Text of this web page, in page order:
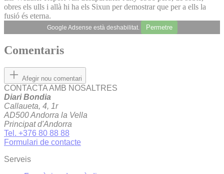
obres els ulls i allà hi ha els Sixun per demostrar que per a ells la
fusió és eterna.
Google Adsense està deshabilitat. Permetre
Comentaris
Afegir nou comentari
CONTACTA AMB NOSALTRES
Diari Bondia
Callaueta, 4, 1r
AD500 Andorra la Vella
Principat d'Andorra
Tel. +376 80 88 88
Formulari de contacte
Serveis